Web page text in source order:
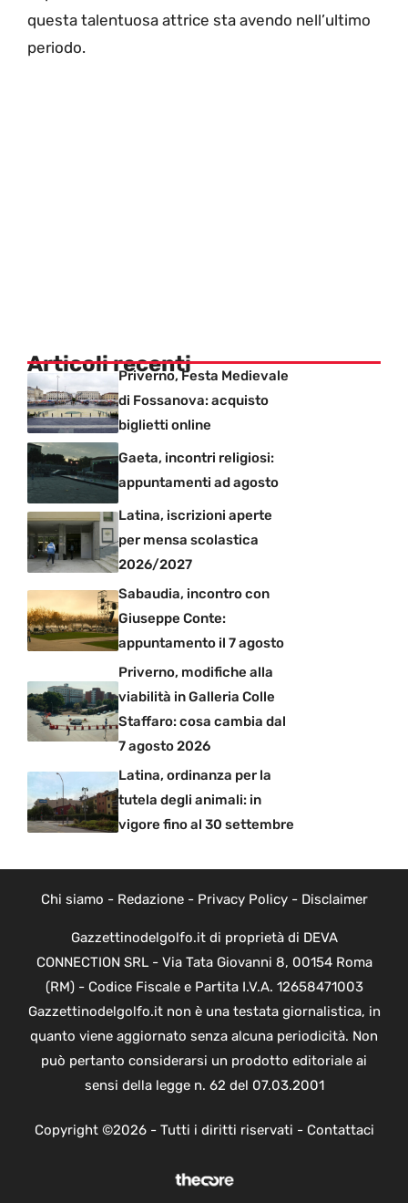
questa talentuosa attrice sta avendo nell’ultimo
periodo.
Articoli recentiPriverno, Festa Medievale
di Fossanova: acquisto
biglietti online
Gaeta, incontri religiosi:
appuntamenti ad agosto
Latina, iscrizioni aperte
per mensa scolastica
2026/2027
Sabaudia, incontro con
Giuseppe Conte:
appuntamento il 7 agosto
Priverno, modifiche alla
viabilità in Galleria Colle
Staffaro: cosa cambia dal
7 agosto 2026
Latina, ordinanza per la
tutela degli animali: in
vigore fino al 30 settembre
Chi siamo - Redazione- Privacy Policy- Disclaimer
Gazzettinodelgolfo.it di proprietà di DEVA
CONNECTION SRL - Via Tata Giovanni 8, 00154 Roma
(RM) - Codice Fiscale e Partita I.V.A. 12658471003
Gazzettinodelgolfo.it non è una testata giornalistica, in
quanto viene aggiornato senza alcuna periodicità. Non
può pertanto considerarsi un prodotto editoriale ai
sensi della legge n. 62 del 07.03.2001
Copyright ©2026 - Tutti i diritti riservati - Contattaci